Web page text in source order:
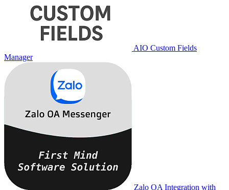
AIO Custom Fields
Manager
Zalo OA Integration with